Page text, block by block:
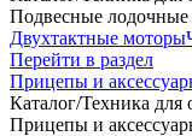
Подвесные лодочные
Двухтактные моторы
Перейти в раздел
Прицепы и
Каталог/Техника для
Прицепы и